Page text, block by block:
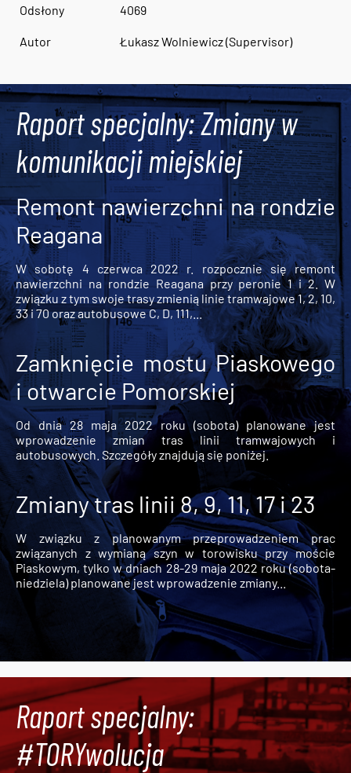
Odsłony 4069
Autor Łukasz Wolniewicz (Supervisor)
Raport specjalny: Zmiany w
komunikacji miejskiej
Remont nawierzchni na rondzie
Reagana
W sobotę 4 czerwca 2022 r. rozpocznie się remont
nawierzchni na rondzie Reagana przy peronie 1 i 2. W
związku z tym swoje trasy zmienią linie tramwajowe 1, 2, 10,
33 i 70 oraz autobusowe C, D, 111,...
Zamknięcie mostu Piaskowego
i otwarcie Pomorskiej
Od dnia 28 maja 2022 roku (sobota) planowane jest
wprowadzenie zmian tras linii tramwajowych i
autobusowych. Szczegóły znajdują się poniżej.
Zmiany tras linii 8, 9, 11, 17 i 23
W związku z planowanym przeprowadzeniem prac
związanych z wymianą szyn w torowisku przy moście
Piaskowym, tylko w dniach 28-29 maja 2022 roku (sobota-
niedziela) planowane jest wprowadzenie zmiany...
Raport specjalny:
#TORYwolucja